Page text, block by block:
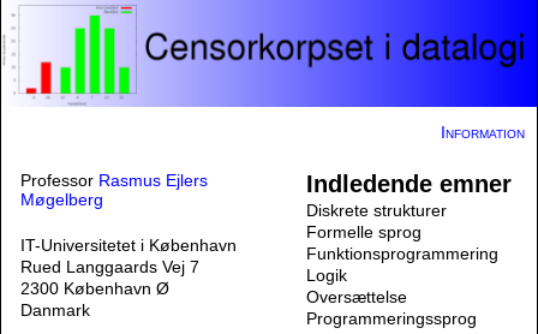
Information
Professor Rasmus Ejlers
Møgelberg
IT-Universitetet i København
Rued Langgaards Vej 7
2300 København Ø
Danmark
Indledende emner
Diskrete strukturer
Formelle sprog
Funktionsprogrammering
Logik
Oversættelse
Programmeringssprog